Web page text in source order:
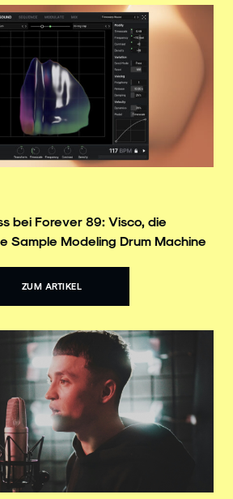
bei Forever 89: Visco, die
Sample Modeling Drum Machine
ZUM ARTIKEL